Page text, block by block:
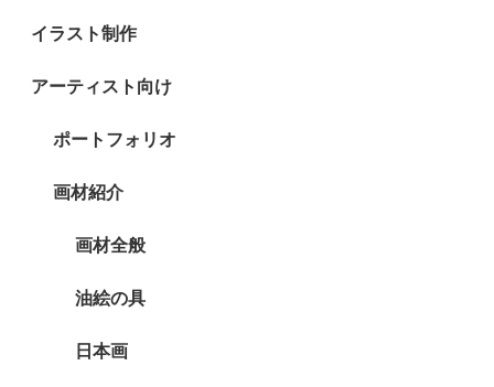
イラスト制作
アーティスト向け
ポートフォリオ
画材紹介
画材全般
油絵の具
日本画